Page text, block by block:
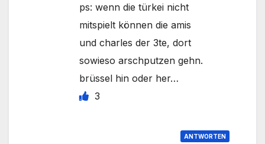
ps: wenn die türkei nicht
mitspielt können die amis
und charles der 3te, dort
sowieso arschputzen gehn.
brüssel hin oder her…
3
ANTWORTEN